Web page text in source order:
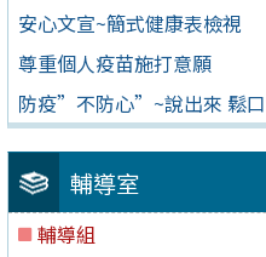
安心文宣~簡式健康表檢視
尊重個人疫苗施打意願
防疫”不防心”~說出來 鬆
輔導室
輔導組